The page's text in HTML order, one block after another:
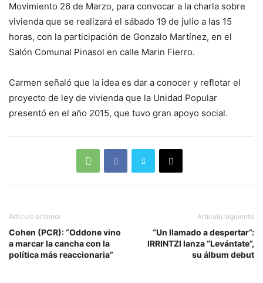
Movimiento 26 de Marzo, para convocar a la charla sobre
vivienda que se realizará el sábado 19 de julio a las 15
horas, con la participación de Gonzalo Martínez, en el
Salón Comunal Pinasol en calle Marin Fierro.
Carmen señaló que la idea es dar a conocer y reflotar el
proyecto de ley de vivienda que la Unidad Popular
presentó en el año 2015, que tuvo gran apoyo social.
Artículo anterior
Cohen (PCR): “Oddone vino
a marcar la cancha con la
política más reaccionaria”
Artículo siguiente
“Un llamado a despertar”:
IRRINTZI lanza “Levántate”,
su álbum debut